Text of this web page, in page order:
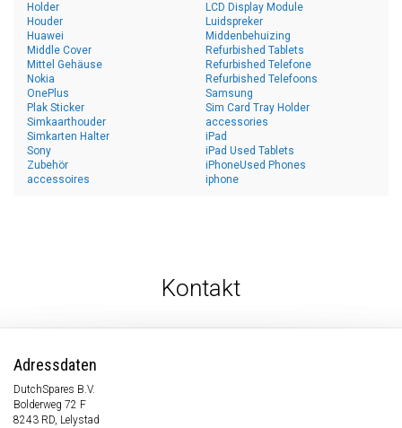
Holder
Houder
Huawei
LCD Display Module
Luidspreker
Middenbehuizing
Middle Cover
Mittel Gehäuse
Nokia
OnePlus
Plak Sticker
Refurbished Tablets
Refurbished Telefone
Refurbished Telefoons
Samsung
Sim Card Tray Holder
Simkaarthouder
Simkarten Halter
Sony
Zubehör
accessoires
accessories
iPad
iPad Used Tablets
iPhoneUsed Phones
iphone
Kontakt
Adressdaten
DutchSpares B.V.
Bolderweg 72 F
8243 RD, Lelystad